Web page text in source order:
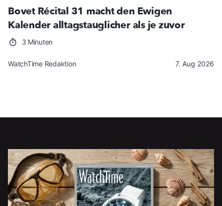
Bovet Récital 31 macht den Ewigen
Kalender alltagstauglicher als je zuvor
3 Minuten
WatchTime Redaktion 7. Aug 2026